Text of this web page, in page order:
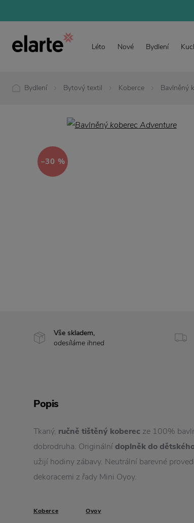
Léto Nové Bydlení
Bydlení Bytový textil Koberce Bavlněný
−30 %
Vše skladem,
odesíláme ihned
Popis
Tkaný, ručně tištěný koberec ze 100%
dobrodruha. Originálnídoplněk do
užijí hodiny zábavy. Neutrální barevné
dekoracemi z řady Mini Oyoy.
Koberce Oyoy